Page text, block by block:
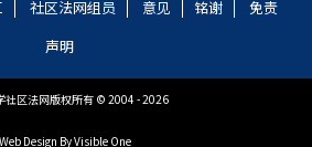
（例如脱氧核醣核酸测试报告）？
社区法网组员 意见 铭谢
免责
声明
社区法网版权所有 © 2004 - 2026
Web Design By Visible One